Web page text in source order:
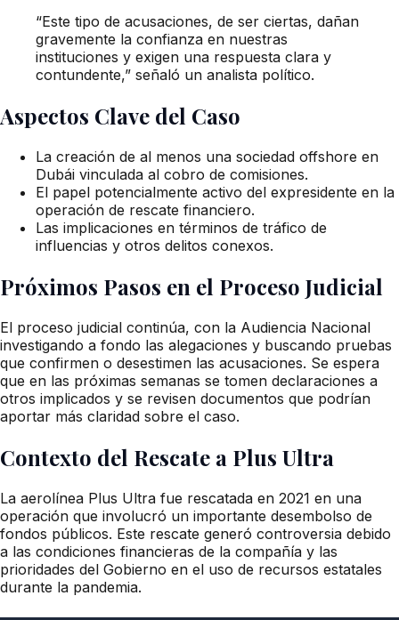
“Este tipo de acusaciones, de ser ciertas, dañan
gravemente la confianza en nuestras
instituciones y exigen una respuesta clara y
contundente,” señaló un analista político.
Aspectos Clave del Caso
La creación de al menos una sociedad offshore en
Dubái vinculada al cobro de comisiones.
El papel potencialmente activo del expresidente en la
operación de rescate financiero.
Las implicaciones en términos de tráfico de
influencias y otros delitos conexos.
Próximos Pasos en el Proceso Judicial
El proceso judicial continúa, con la Audiencia Nacional
investigando a fondo las alegaciones y buscando pruebas
que confirmen o desestimen las acusaciones. Se espera
que en las próximas semanas se tomen declaraciones a
otros implicados y se revisen documentos que podrían
aportar más claridad sobre el caso.
Contexto del Rescate a Plus Ultra
La aerolínea Plus Ultra fue rescatada en 2021 en una
operación que involucró un importante desembolso de
fondos públicos. Este rescate generó controversia debido
a las condiciones financieras de la compañía y las
prioridades del Gobierno en el uso de recursos estatales
durante la pandemia.